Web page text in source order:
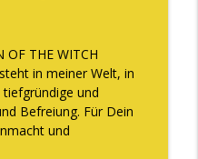
OF THE WITCH
in meiner Welt, in
und
Befreiung. Für Dein
und